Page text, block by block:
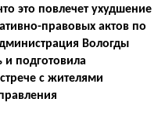
это повлечет ухудшение
правовых актов по
Вологды
подготовила
с жителями